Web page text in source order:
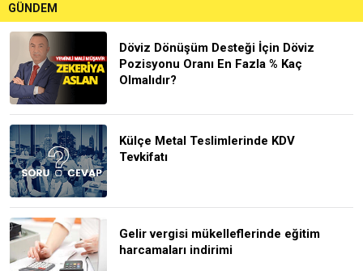
GÜNDEM
Döviz Dönüşüm Desteği İçin Döviz
Pozisyonu Oranı En Fazla % Kaç
Olmalıdır?
Külçe Metal Teslimlerinde KDV
Tevkifatı
Gelir vergisi mükelleflerinde eğitim
harcamaları indirimi